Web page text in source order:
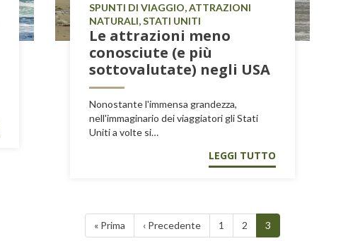
SPUNTI DI VIAGGIO, ATTRAZIONI
NATURALI, STATI UNITI
Le attrazioni meno
conosciute (e più
sottovalutate) negli USA
Nonostante l'immensa grandezza,
nell'immaginario dei viaggiatori gli Stati
Uniti a volte si…
LEGGI TUTTO
Prima
« Prima
Pagina
‹ Precedente Page
1 Page
2
Pagina
3